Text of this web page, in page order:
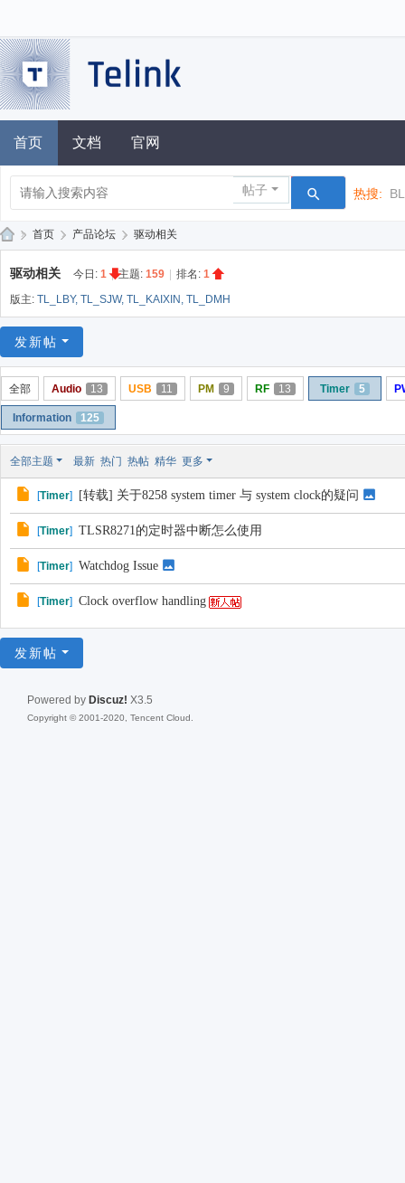
首页 文档 官网
帖子 热搜:
论
坛
» 首页 › 产品论坛 › 驱动相关
驱动相关 今日: 1 | 主题: 159 排名: 1
版主: TL_LBY, TL_SJW, TL_KAIXIN , TL_DMH
发新帖
全部 Audio 13 USB 11 PM 9 RF 13 Timer 5
Information 125
全部主题 最新 热门 热帖 精华 更多
[Timer] [转载] 关于8258 system timer 与 system clock的疑问
[Timer] TLSR8271的定时器中断怎么使用
[Timer] Watchdog Issue
[Timer] Clock overflow handling
发新帖
Powered by Discuz! X3.5
Copyright © 2001-2020, Tencent Cloud.